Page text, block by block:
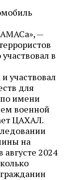
—
в
участвовал
для
по имени
военной
ЦАХАЛ.
на
2024